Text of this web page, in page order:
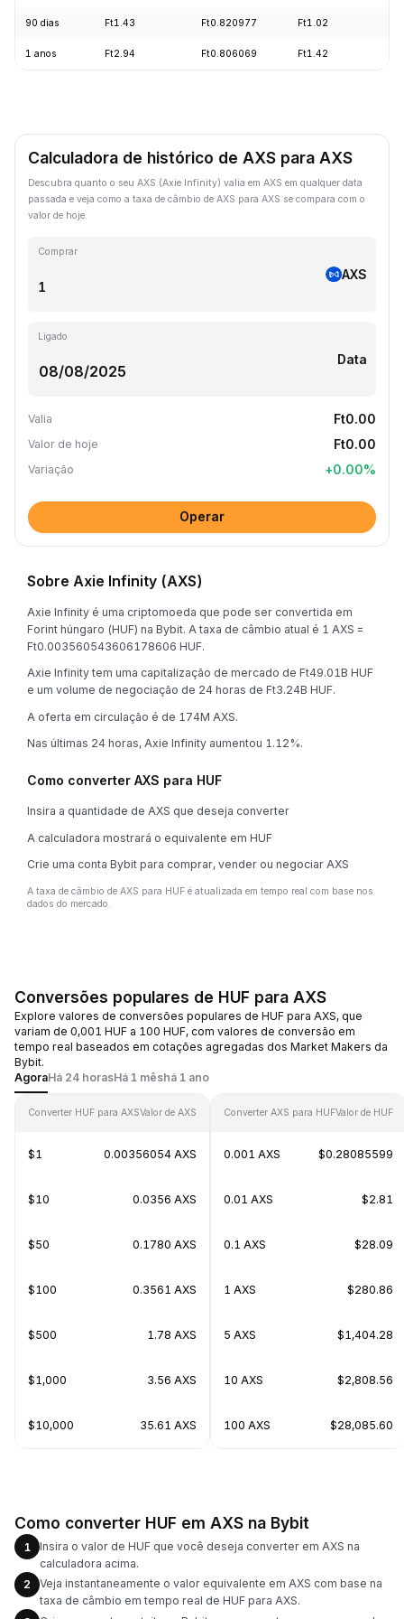
90 dias Ft1.43 Ft0.820977 Ft1.02
1 anos Ft2.94 Ft0.806069 Ft1.42
Calculadora de histórico de AXS para AXS
Descubra quanto o seu AXS (Axie Infinity) valia em AXS em qualquer data
passada e veja como a taxa de câmbio de AXS para AXS se compara com o
valor de hoje.
Comprar
AXS
Ligado
Data
Valia Ft0.00
Valor de hoje Ft0.00
Variação +0.00%
Operar
Sobre Axie Infinity (AXS)
Axie Infinity é uma criptomoeda que pode ser convertida em
Forint húngaro (HUF) na Bybit. A taxa de câmbio atual é 1 AXS =
Ft0.003560543606178606 HUF.
Axie Infinity tem uma capitalização de mercado de Ft49.01B HUF
e um volume de negociação de 24 horas de Ft3.24B HUF.
A oferta em circulação é de 174M AXS.
Nas últimas 24 horas, Axie Infinity aumentou 1.12%.
Como converter AXS para HUF
Insira a quantidade de AXS que deseja converter
A calculadora mostrará o equivalente em HUF
Crie uma conta Bybit para comprar, vender ou negociar AXS
A taxa de câmbio de AXS para HUF é atualizada em tempo real com base nos
dados do mercado.
Conversões populares de HUF para AXS
Explore valores de conversões populares de HUF para AXS, que
variam de 0,001 HUF a 100 HUF, com valores de conversão em
tempo real baseados em cotações agregadas dos Market Makers da
Bybit.
AgoraHá 24 horasHá 1 mêshá 1 ano
Converter HUF para AXSValor de AXS
$1 0.00356054 AXS
$10 0.0356 AXS
$50 0.1780 AXS
$100 0.3561 AXS
$500 1.78 AXS
$1,000 3.56 AXS
$10,000 35.61 AXS
Converter AXS para HUFValor de HUF
0.001 AXS $0.28085599
0.01 AXS $2.81
0.1 AXS $28.09
1 AXS $280.86
5 AXS $1,404.28
10 AXS $2,808.56
100 AXS $28,085.60
Como converter HUF em AXS na Bybit
1
Insira o valor de HUF que você deseja converter em AXS na
calculadora acima.
2
Veja instantaneamente o valor equivalente em AXS com base na
taxa de câmbio em tempo real de HUF para AXS.